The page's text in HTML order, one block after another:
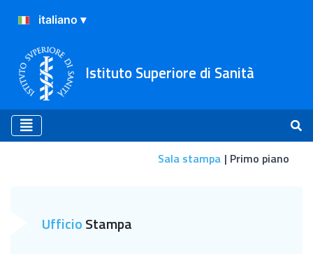
Istituto Superiore di Sanità
Sala stampa Primo piano
UfficioStampa